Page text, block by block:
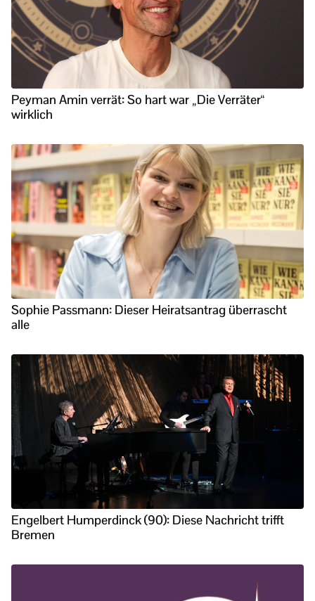
Peyman Amin verrät: So hart war „Die Verräter“
wirklich
Sophie Passmann: Dieser Heiratsantrag überrascht
alle
Engelbert Humperdinck (90): Diese Nachricht trifft
Bremen